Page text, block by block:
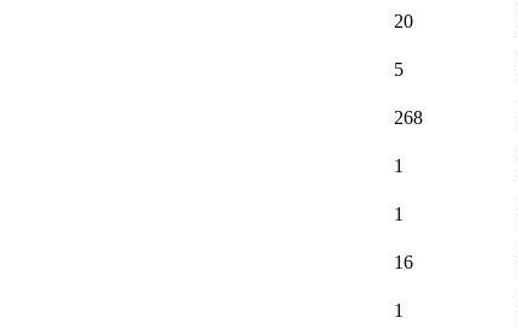
20
5
268
1
1
16
1